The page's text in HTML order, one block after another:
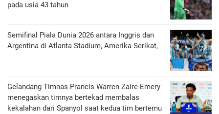
pada usia 43 tahun
Semifinal Piala Dunia 2026 antara Inggris dan
Argentina di Atlanta Stadium, Amerika Serikat,
Gelandang Timnas Prancis Warren Zaire-Emery
menegaskan timnya bertekad membalas
kekalahan dari Spanyol saat kedua tim bertemu